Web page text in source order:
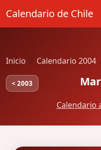
Calendario de Chile
Inicio Calendario 2004
< 2003
Calendario